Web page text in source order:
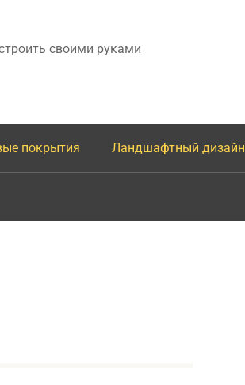
своими руками
покрытия Ландшафтный дизайн